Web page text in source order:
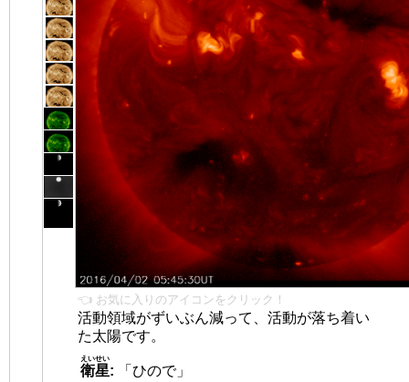
👈 お気に入りのアイコンをクリック！
活動領域がずいぶん減って、活動が落ち着い
た太陽です。
衛星
えいせい
:
「ひので」